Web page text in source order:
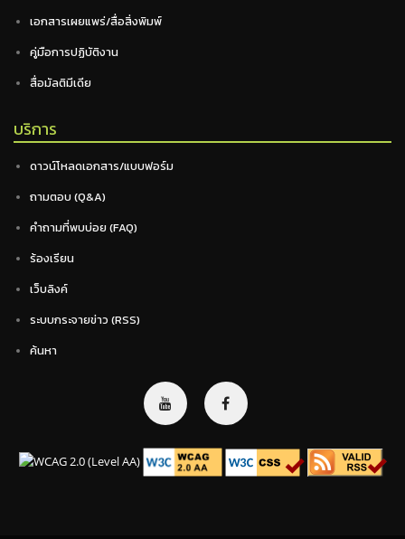
เอกสารเผยแพร่/สื่อสิ่งพิมพ์
คู่มือการปฏิบัติงาน
สื่อมัลติมีเดีย
บริการ
ดาวน์โหลดเอกสาร/แบบฟอร์ม
ถามตอบ (Q&A)
คำถามที่พบบ่อย (FAQ)
ร้องเรียน
เว็บลิงค์
ระบบกระจายข่าว (RSS)
ค้นหา